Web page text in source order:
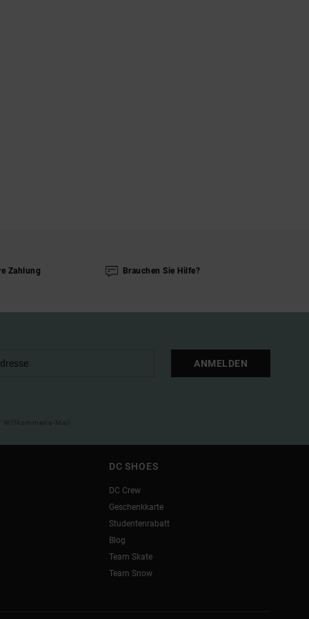
Zahlung Brauchen Sie Hilfe?
ANMELDEN
Mail
DC SHOES
DC Crew
Geschenkkarte
Studentenrabatt
Blog
Team Skate
Team Snow